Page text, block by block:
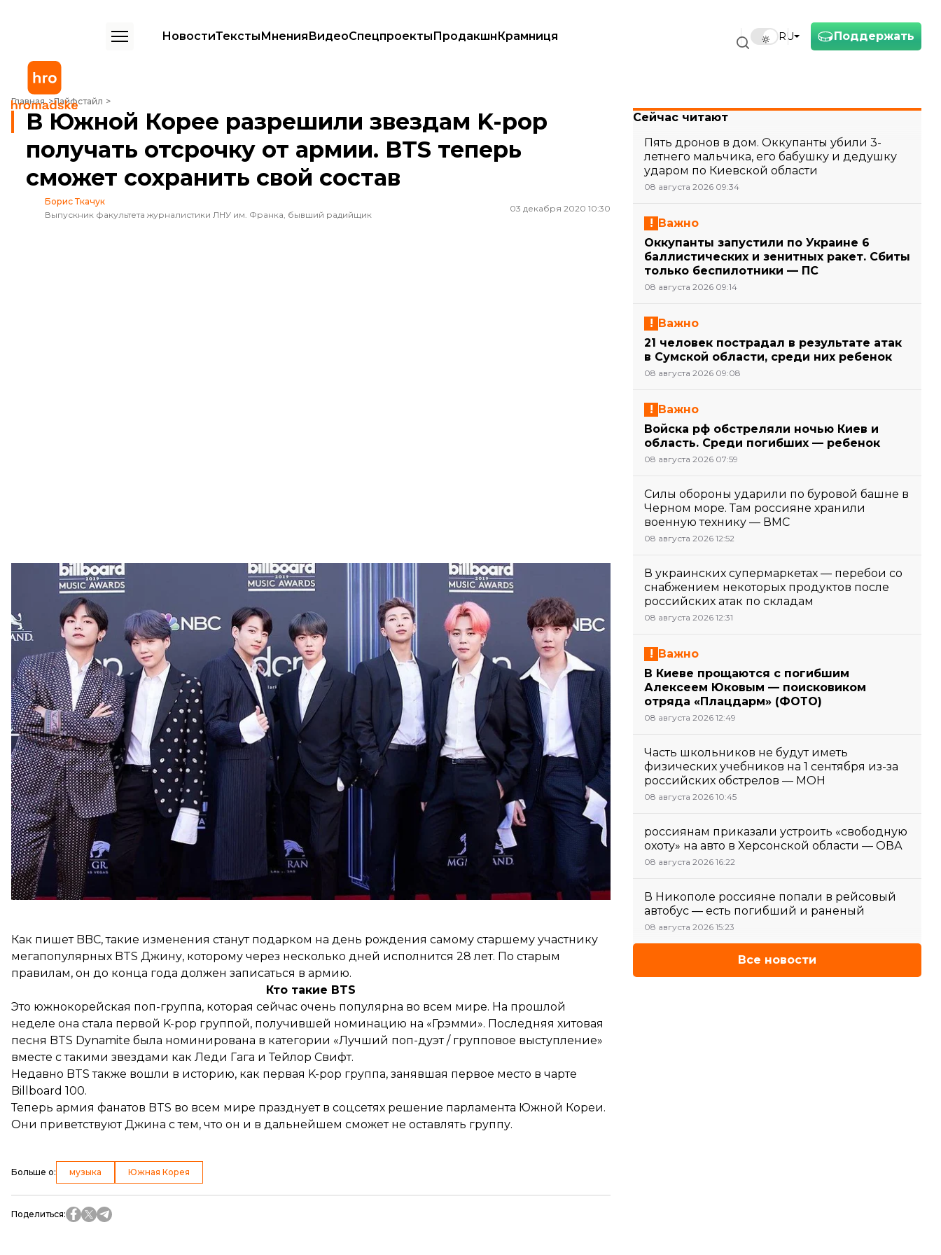
Поддержать
RU
НовостиТекстыМненияВидеоСпецпроектыПродакшнКрамниця
Главная Лайфстайл
В Южной Корее разрешили звездам K-pop получать отсрочку от армии. BTS теперь сможет сохранить свой состав
В Южной Корее разрешили звездам K-pop
получать отсрочку от армии. BTS теперь
сможет сохранить свой состав
Борис Ткачук
Выпускник факультета журналистики ЛНУ им. Франка, бывший радийщик
03 декабря 2020 10:30
BTS на церемонии награждения Billboard Music Awards 2019
Парламент Южной Кореи принял закон, который позволяет звездам K—pop, таким как BTS,
отсрочить призыв в армию до 30 лет.
Об этом
пишетBBC.
В Южной Корее служба в армии является обязательной для всех мужчин в возрасте от 18 до 28 лет.
По закону, который действовал ранее, отсрочить ее до 30 лет разрешалось только известным
актерам, спортсменам и классическим музыкантам.
Новые поправки позволяют сделать это и поп-исполнителям, которые «достигли успеха в массовой
культуре и искусстве». Отсрочку будут давать по рекомендации министра культуры.
Как пишет BBC, такие изменения станут подарком на день рождения самому старшему участнику
мегапопулярных BTS Джину, которому через несколько дней исполнится 28 лет. По старым
правилам, он до конца года должен записаться в армию.
Кто такие BTS
Это южнокорейская поп-группа, которая сейчас очень популярна во всем мире. На прошлой
неделе она стала первой K-pop группой, получившей номинацию на «Грэмми». Последняя хитовая
песня BTS Dynamite была номинирована в категории «Лучший поп-дуэт / групповое выступление»
вместе с такими звездами как Леди Гага и Тейлор Свифт.
Недавно BTS также вошли в историю, как первая K-pop группа, занявшая первое место в чарте
Billboard 100.
Теперь армия фанатов BTS во всем мире празднует в соцсетях решение парламента Южной Кореи.
Они приветствуют Джина с тем, что он и в дальнейшем сможет не оставлять группу.
Больше о: музыка Южная Корея
Поделиться:
Сейчас читают
Пять дронов в дом. Оккупанты убили 3-
летнего мальчика, его бабушку и дедушку
ударом по Киевской области
08 августа 2026 09:34
Важно
Оккупанты запустили по Украине 6
баллистических и зенитных ракет. Сбиты
только беспилотники — ПС
08 августа 2026 09:14
Важно
21 человек пострадал в результате атак
в Сумской области, среди них ребенок
08 августа 2026 09:08
Важно
Войска рф обстреляли ночью Киев и
область. Среди погибших — ребенок
08 августа 2026 07:59
Силы обороны ударили по буровой башне в
Черном море. Там россияне хранили
военную технику — ВМС
08 августа 2026 12:52
В украинских супермаркетах — перебои со
снабжением некоторых продуктов после
российских атак по складам
08 августа 2026 12:31
Важно
В Киеве прощаются с погибшим
Алексеем Юковым — поисковиком
отряда «Плацдарм» (ФОТО)
08 августа 2026 12:49
Часть школьников не будут иметь
физических учебников на 1 сентября из-за
российских обстрелов — МОН
08 августа 2026 10:45
россиянам приказали устроить «свободную
охоту» на авто в Херсонской области — ОВА
08 августа 2026 16:22
В Никополе россияне попали в рейсовый
автобус — есть погибший и раненый
08 августа 2026 15:23
Все новости